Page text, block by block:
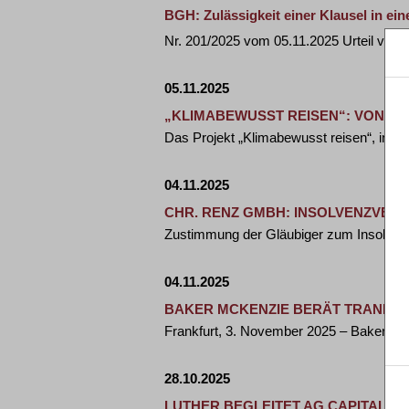
BGH: Zulässigkeit einer Klausel in
Nr. 201/2025 vom 05.11.2025 Urteil
05.11.2025
„KLIMABEWUSST REISEN“: VON
Das Projekt „Klimabewusst reisen“,
04.11.2025
CHR. RENZ GMBH:
Zustimmung der Gläubiger zum
04.11.2025
BAKER MCKENZIE BERÄT TRANE
Frankfurt, 3. November 2025 – Baker
28.10.2025
LUTHER BEGLEITET AG CAPITAL